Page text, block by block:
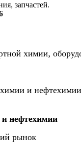
запчастей.
химии,
и
нефтехимии
рынок